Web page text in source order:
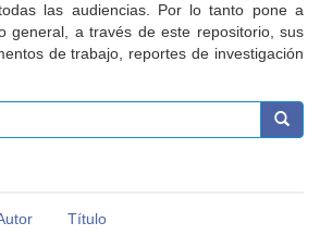
las audiencias. Por lo tanto pone a
general, a través de este repositorio, sus
de trabajo, reportes de investigación
Título